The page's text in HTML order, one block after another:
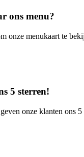
ons menu?
onze menukaart te
5 sterren!
onze klanten ons 5